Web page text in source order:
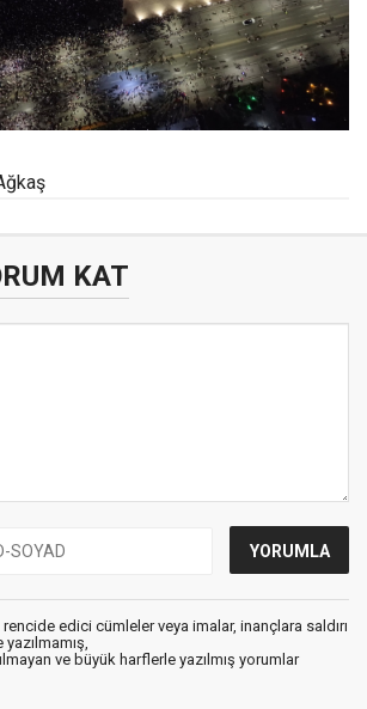
KAT
edici cümleler veya imalar, inançlara saldırı
ve büyük harflerle yazılmış yorumlar